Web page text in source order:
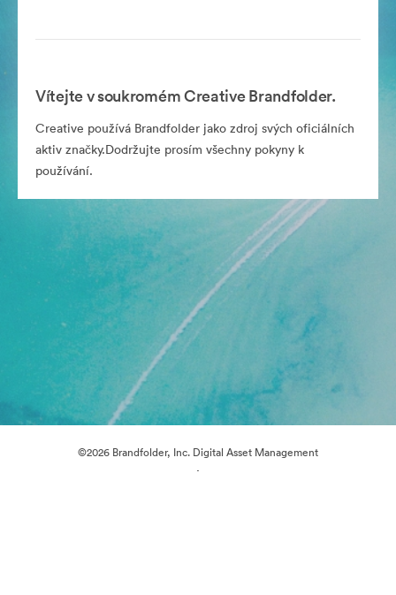
Vítejte v soukromém Creative Brandfolder.
Creative používá Brandfolder jako zdroj svých oficiálních
aktiv značky.Dodržujte prosím všechny pokyny k
používání.
©2026 Brandfolder, Inc. Digital Asset Management
·